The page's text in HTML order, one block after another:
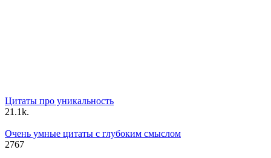
Цитаты про уникальность
21.1k.
Очень умные цитаты с глубоким смыслом
2767